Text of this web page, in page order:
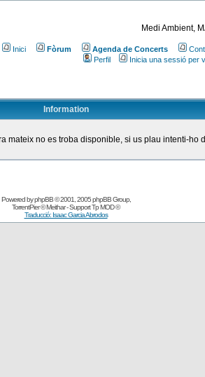
Medi Ambient,
Inici Fòrum Agenda de Concerts
Perfil
Inicia una sessió per
Information
mateix no es troba disponible, si us plau intenti-ho
Powered byphpBB© 2001, 2005 phpBB Group,
TorrentPier© Meithar - SupportTp MOD©
Traducció: Isaac Garcia Abrodos